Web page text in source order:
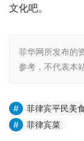
文化吧。
菲华网所发布的
参考，不代表本
菲律宾平民美
菲律宾菜